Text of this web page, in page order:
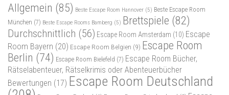
Allgemein (85) Beste Escape Room Hannover (5) Beste Escape Room
München (7) Beste Escape Rooms Bamberg (5) Brettspiele (82)
Durchschnittlich (56) Escape Room Amsterdam (10) Escape
Room Bayern (20) Escape Room Belgien (9) Escape Room
Berlin (74) Escape Room Bielefeld (7) Escape Room Bücher,
Rätselabenteuer, Rätselkrimis oder Abenteuerbücher
Bewertungen (17) Escape Room Deutschland